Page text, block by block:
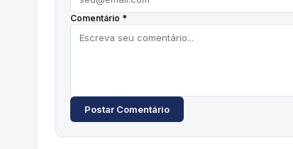
Comentário *
Postar Comentário